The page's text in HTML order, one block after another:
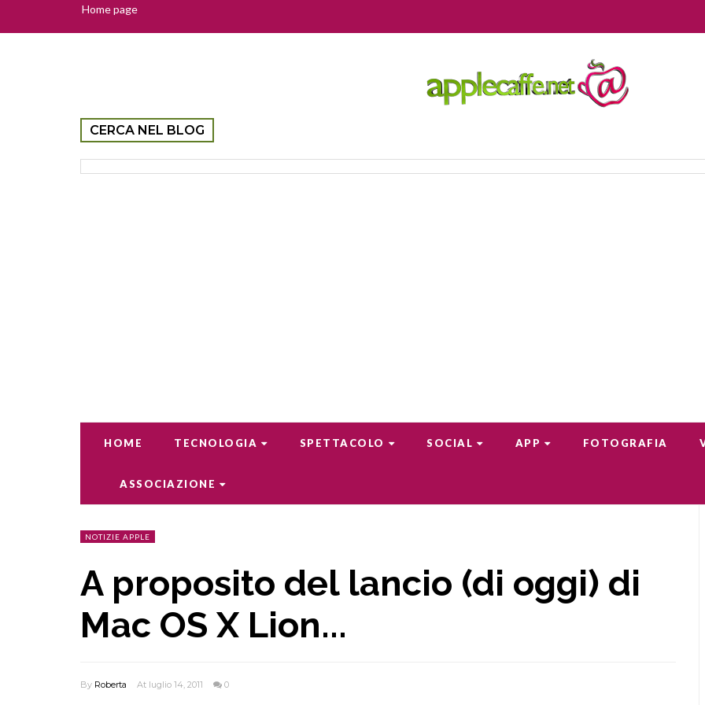
Home page
CERCA NEL BLOG
HOME TECNOLOGIA SPETTACOLO SOCIAL APP FOTOGRAFIA
ASSOCIAZIONE
NOTIZIE APPLE
A proposito del lancio (di oggi) di
Mac OS X Lion...
By Roberta At luglio 14, 2011 0